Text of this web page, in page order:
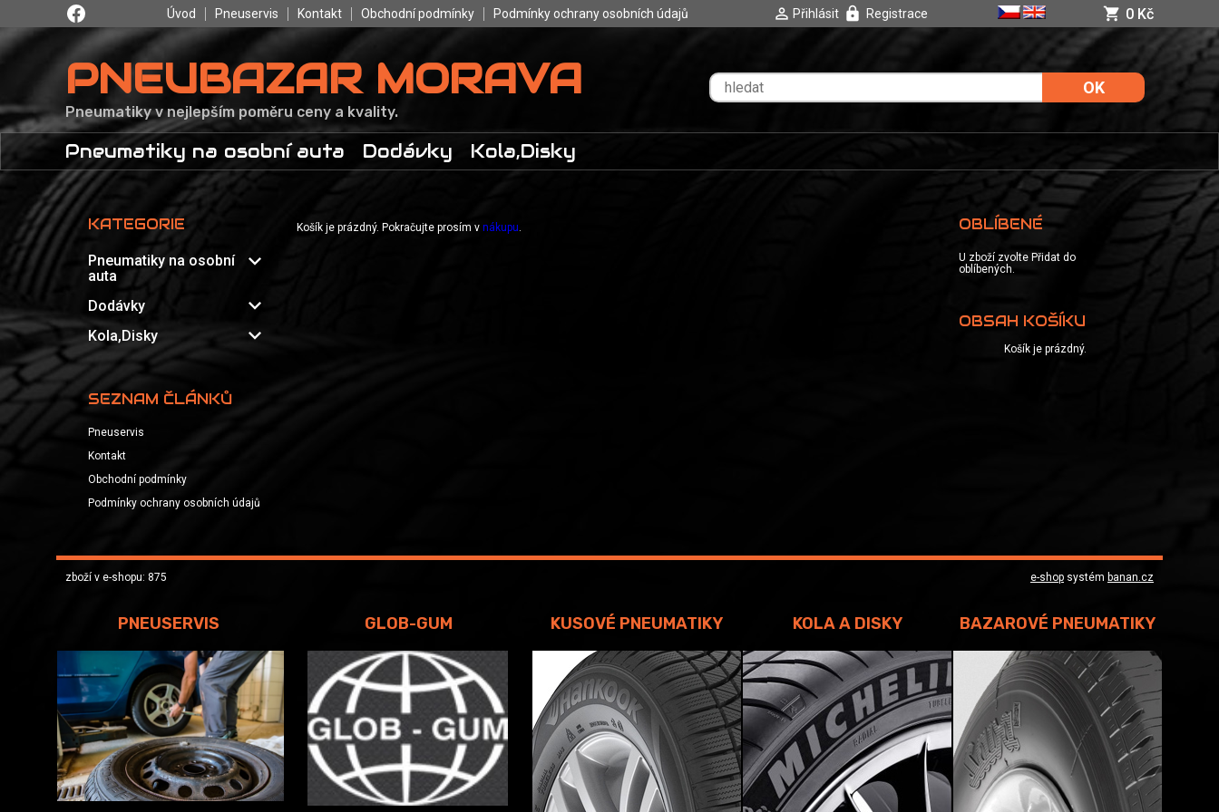
Úvod Pneuservis Kontakt Obchodní podmínky Podmínky ochrany osobních údajů Přihlásit Registrace 0 Kč
PNEUBAZAR MORAVA
Pneumatiky v nejlepším poměru ceny a kvality.
Pneumatiky na osobní auta Dodávky Kola,Disky
KATEGORIE
Pneumatiky na osobní
auta
expand_more
Dodávky expand_more
Kola,Disky expand_more
SEZNAM ČLÁNKŮ
Pneuservis
Kontakt
Obchodní podmínky
Podmínky ochrany osobních údajů
Košík je prázdný. Pokračujte prosím v nákupu. OBLÍBENÉ
U zboží zvolte Přidat do
oblíbených.
OBSAH KOŠÍKU
Košík je prázdný.
zboží v e-shopu: 875 e-shop systém banan.cz
PNEUSERVIS GLOB-GUM KUSOVÉ PNEUMATIKY KOLA A DISKY BAZAROVÉ PNEUMATIKY